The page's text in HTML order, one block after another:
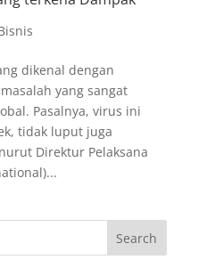
dikenal dengan
yang sangat
Pasalnya, virus ini
tidak luput juga
Direktur Pelaksana
Search